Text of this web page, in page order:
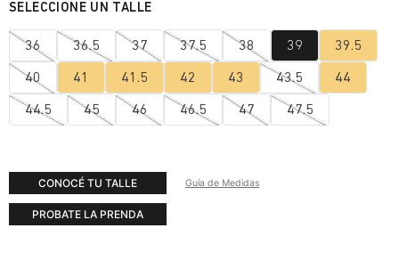
36 36.5 37 37.5 38 39 39.5
40 41 41.5 42 43 43.5 44
44.5 45 46 46.5 47 47.5
CONOCÉ TU TALLE Guía de Medidas
PROBATE LA PRENDA